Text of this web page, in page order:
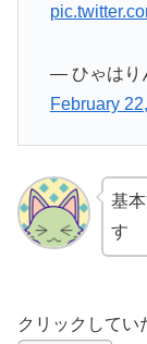
— ひゃはり
February
基
す
クリックしてい